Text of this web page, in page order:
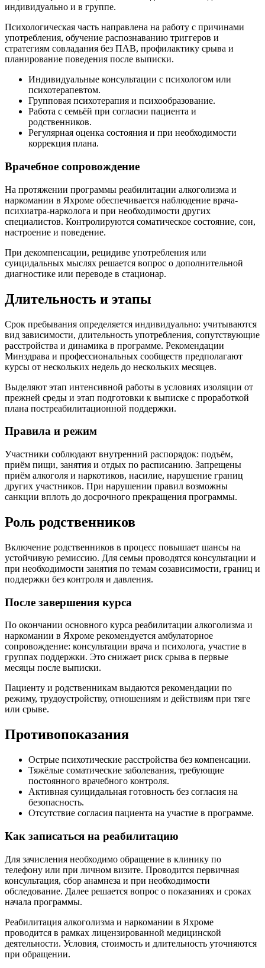
индивидуально и в группе.
Психологическая часть направлена на работу с причинами
употребления, обучение распознаванию триггеров и
стратегиям совладания без ПАВ, профилактику срыва и
планирование поведения после выписки.
Индивидуальные консультации с психологом или
психотерапевтом.
Групповая психотерапия и психообразование.
Работа с семьёй при согласии пациента и
родственников.
Регулярная оценка состояния и при необходимости
коррекция плана.
Врачебное сопровождение
На протяжении программы реабилитации алкоголизма и
наркомании в Яхроме обеспечивается наблюдение врача-
психиатра-нарколога и при необходимости других
специалистов. Контролируются соматическое состояние, сон,
настроение и поведение.
При декомпенсации, рецидиве употребления или
суицидальных мыслях решается вопрос о дополнительной
диагностике или переводе в стационар.
Длительность и этапы
Срок пребывания определяется индивидуально: учитываются
вид зависимости, длительность употребления, сопутствующие
расстройства и динамика в программе. Рекомендации
Минздрава и профессиональных сообществ предполагают
курсы от нескольких недель до нескольких месяцев.
Выделяют этап интенсивной работы в условиях изоляции от
прежней среды и этап подготовки к выписке с проработкой
плана постреабилитационной поддержки.
Правила и режим
Участники соблюдают внутренний распорядок: подъём,
приём пищи, занятия и отдых по расписанию. Запрещены
приём алкоголя и наркотиков, насилие, нарушение границ
других участников. При нарушении правил возможны
санкции вплоть до досрочного прекращения программы.
Роль родственников
Включение родственников в процесс повышает шансы на
устойчивую ремиссию. Для семьи проводятся консультации и
при необходимости занятия по темам созависимости, границ и
поддержки без контроля и давления.
После завершения курса
По окончании основного курса реабилитации алкоголизма и
наркомании в Яхроме рекомендуется амбулаторное
сопровождение: консультации врача и психолога, участие в
группах поддержки. Это снижает риск срыва в первые
месяцы после выписки.
Пациенту и родственникам выдаются рекомендации по
режиму, трудоустройству, отношениям и действиям при тяге
или срыве.
Противопоказания
Острые психотические расстройства без компенсации.
Тяжёлые соматические заболевания, требующие
постоянного врачебного контроля.
Активная суицидальная готовность без согласия на
безопасность.
Отсутствие согласия пациента на участие в программе.
Как записаться на реабилитацию
Для зачисления необходимо обращение в клинику по
телефону или при личном визите. Проводится первичная
консультация, сбор анамнеза и при необходимости
обследование. Далее решается вопрос о показаниях и сроках
начала программы.
Реабилитация алкоголизма и наркомании в Яхроме
проводится в рамках лицензированной медицинской
деятельности. Условия, стоимость и длительность уточняются
при обращении.